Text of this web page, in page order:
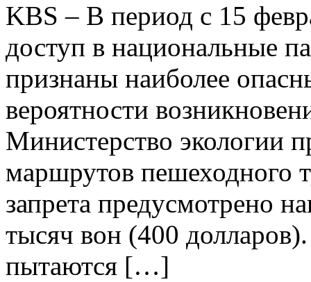
KBS – В период с 15
доступ в национальные
признаны наиболее
вероятности
Министерство экологии
маршрутов пешеходного
запрета предусмотрено
тысяч вон (400
пытаются […]